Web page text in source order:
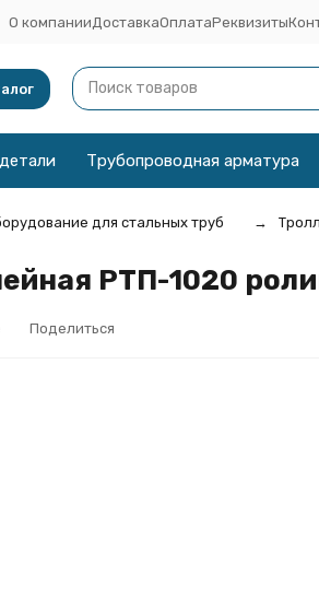
О компании ДоставкаОплатаРеквизиты
Трубопроводная арматура
для стальных труб
РТП-1020
Поделиться